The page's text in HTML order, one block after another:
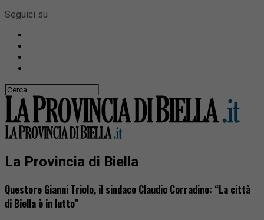
Seguici su
La Provincia di Biella
Questore Gianni Triolo, il sindaco Claudio Corradino: “La città
di Biella è in lutto”